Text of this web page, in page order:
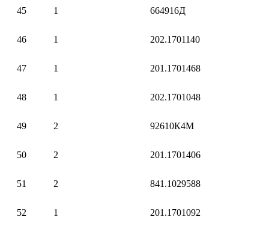
45 1 664916Д
46 1 202.1701140
47 1 201.1701468
48 1 202.1701048
49 2 92610К4М
50 2 201.1701406
51 2 841.1029588
52 1 201.1701092